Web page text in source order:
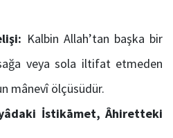
Kalbin Allah’tan başka bir
veya sola iltifat etmeden
mânevî ölçüsüdür.
İstikāmet, Âhiretteki